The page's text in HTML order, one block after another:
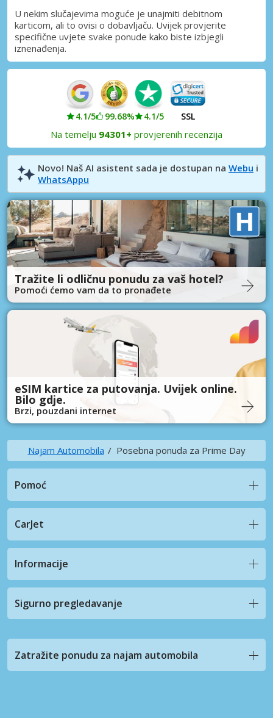
U nekim slučajevima moguće je unajmiti debitnom
karticom, ali to ovisi o dobavljaču. Uvijek provjerite
specifične uvjete svake ponude kako biste izbjegli
iznenađenja.
4.1/5 99.68% 4.1/5 SSL
Na temelju 94301+ provjerenih recenzija
Novo! Naš AI asistent sada je dostupan na Webu i
WhatsAppu
Tražite li odličnu ponudu za vaš hotel?
Pomoći ćemo vam da to pronađete
eSIM kartice za putovanja. Uvijek online.
Bilo gdje.
Brzi, pouzdani internet
Najam Automobila Posebna ponuda za Prime Day
Pomoć
CarJet
Informacije
Sigurno pregledavanje
Zatražite ponudu za najam automobila